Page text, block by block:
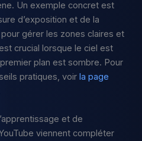
Un exemple concret est
d’exposition et de la
gérer les zones claires et
crucial lorsque le ciel est
plan est sombre. Pour
pratiques, voirla page
et de
viennent compléter